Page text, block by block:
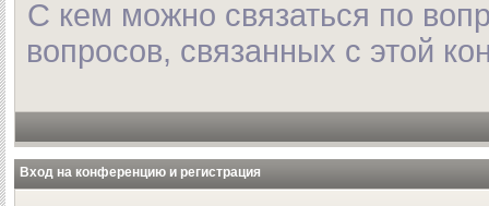
С кем можно связаться по
вопросов, связанных с этой
Вход на конференцию и регистрация